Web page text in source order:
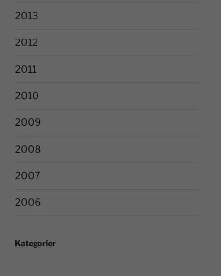
2013
2012
2011
2010
2009
2008
2007
2006
Kategorier